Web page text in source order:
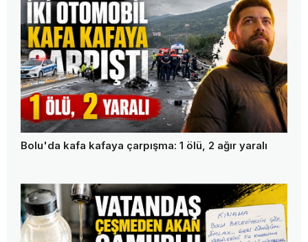
Bolu'da kafa kafaya çarpışma: 1 ölü, 2 ağır yaralı